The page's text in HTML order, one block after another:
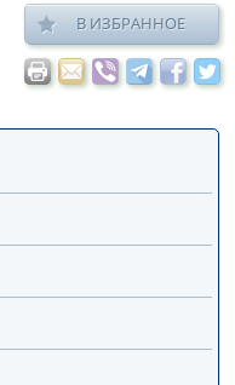
В ИЗБРАННОЕ